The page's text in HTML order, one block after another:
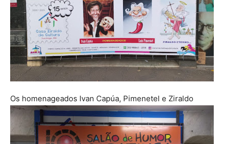
Os homenageados Ivan Capúa, Pimenetel e Ziraldo